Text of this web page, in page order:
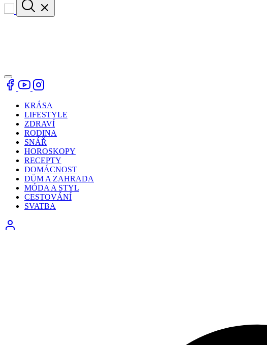
KRÁSA
LIFESTYLE
ZDRAVÍ
RODINA
SNÁŘ
HOROSKOPY
RECEPTY
DOMÁCNOST
DŮM A ZAHRADA
MÓDA A STYL
CESTOVÁNÍ
SVATBA